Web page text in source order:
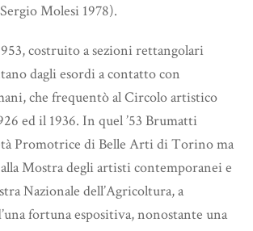
Molesi 1978).
costruito a sezioni rettangolari
dagli esordi a contatto con
che frequentò al Circolo artistico
ed il 1936. In quel ’53 Brumatti
Promotrice di Belle Arti di Torino ma
alla Mostra degli artisti contemporanei e
Nazionale dell’Agricoltura, a
fortuna espositiva, nonostante una